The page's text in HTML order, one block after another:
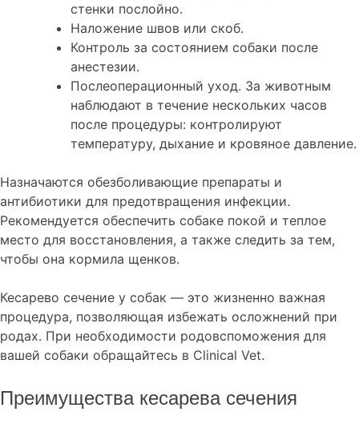
стенки послойно.
Наложение швов или скоб.
Контроль за состоянием собаки после
анестезии.
Послеоперационный уход. За животным
наблюдают в течение нескольких часов
после процедуры: контролируют
температуру, дыхание и кровяное давление.
Назначаются обезболивающие препараты и
антибиотики для предотвращения инфекции.
Рекомендуется обеспечить собаке покой и теплое
место для восстановления, а также следить за тем,
чтобы она кормила щенков.
Кесарево сечение у собак — это жизненно важная
процедура, позволяющая избежать осложнений при
родах. При необходимости родовспоможения для
вашей собаки обращайтесь в Clinical Vet.
Преимущества кесарева сечения